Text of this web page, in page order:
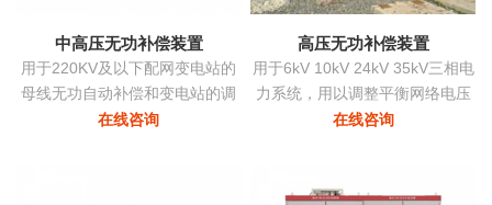
中高压无功补偿装置
用于220KV及以下配网变电站的
母线无功自动补偿和变电站的调
压
在线咨询
高压无功补偿装置
用于6kV 10kV 24kV 35kV三相电
力系统，用以调整平衡网络电压
提高功率因数降低损耗提高供电
在线咨询